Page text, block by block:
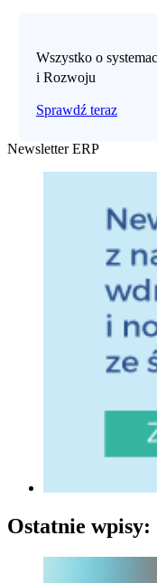
Wszystko o
i Rozwoju
Sprawdź teraz
Newsletter ERP
Ostatnie wpisy: